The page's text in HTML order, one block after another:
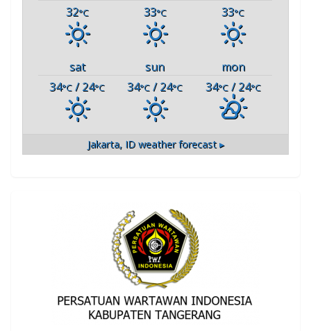
32°C 33°C 33°C
sat sun
mon
34°C / 24°C 34°C / 24°C 34°C/ 24°C
Jakarta, IDweather forecast ▸